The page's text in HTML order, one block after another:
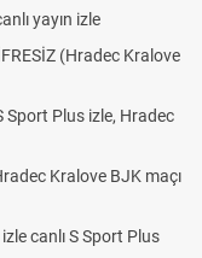
yayın izle
(Hradec Kralove
Sport Plus izle, Hradec
Kralove BJK maçı
canlı S Sport Plus